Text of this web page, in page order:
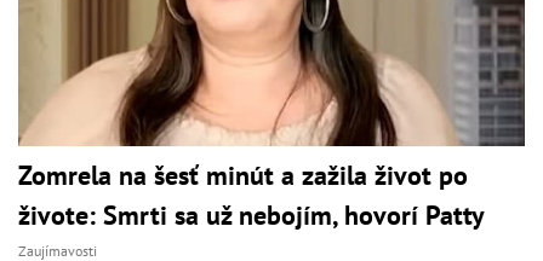
Zomrela na šesť minút a zažila život po
živote: Smrti sa už nebojím, hovorí Patty
Zaujímavosti